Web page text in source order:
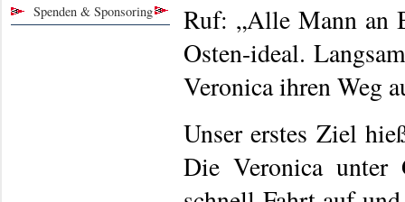
Spenden & Sponsoring
Ruf: „Alle Mann an
Osten-ideal.
Veronica ihren Weg
Unser erstes Ziel
Die Veronica unter